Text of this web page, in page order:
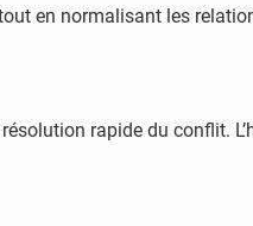
en normalisant les
rapide du conflit.